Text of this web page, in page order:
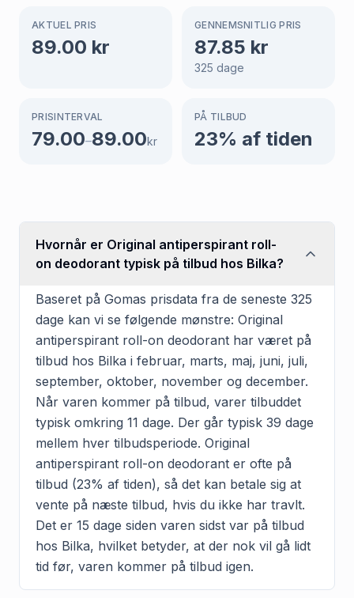
AKTUEL PRIS
89.00 kr
GENNEMSNITLIG PRIS
87.85 kr
325 dage
PRISINTERVAL
79.00–89.00kr
PÅ TILBUD
23% af tiden
Hvornår er Original antiperspirant roll-
on deodorant typisk på tilbud hos Bilka?
Baseret på Gomas prisdata fra de seneste 325
dage kan vi se følgende mønstre: Original
antiperspirant roll-on deodorant har været på
tilbud hos Bilka i februar, marts, maj, juni, juli,
september, oktober, november og december.
Når varen kommer på tilbud, varer tilbuddet
typisk omkring 11 dage. Der går typisk 39 dage
mellem hver tilbudsperiode. Original
antiperspirant roll-on deodorant er ofte på
tilbud (23% af tiden), så det kan betale sig at
vente på næste tilbud, hvis du ikke har travlt.
Det er 15 dage siden varen sidst var på tilbud
hos Bilka, hvilket betyder, at der nok vil gå lidt
tid før, varen kommer på tilbud igen.